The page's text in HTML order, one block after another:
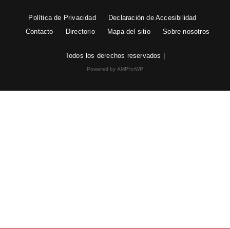
Política de Privacidad
Declaración de Accesibilidad
Contacto
Directorio Mapa del sitio Sobre nosotros
Todos los derechos reservados |
Powered by AMPforWP